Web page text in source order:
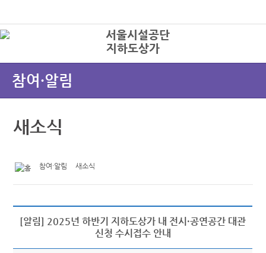
지하도상가
참여·알림
새소식
참여·알림 새소식
[알림] 2025년 하반기 지하도상가 내 전시·공연공간 대관
신청 수시접수 안내